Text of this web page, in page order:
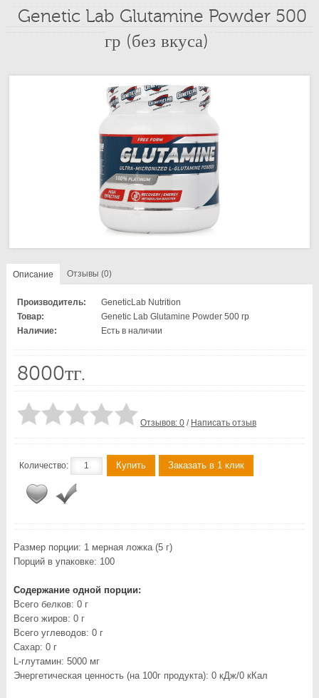
Genetic Lab Glutamine Powder 500
гр (без вкуса)
Описание Отзывы (0)
Производитель:
GeneticLab Nutrition
Товар:
Genetic Lab Glutamine Powder 500 гр
Наличие:
Есть в наличии
8000тг.
Отзывов: 0 / Написать отзыв
Количество: Купить Заказать в 1 клик
Размер порции: 1 мерная ложка (5 г)
Порций в упаковке: 100
Содержание одной порции:
Всего белков: 0 г
Всего жиров: 0 г
Всего углеводов: 0 г
Сахар: 0 г
L-глутамин: 5000 мг
Энергетическая ценность (на 100г продукта): 0 кДж/0 кКал